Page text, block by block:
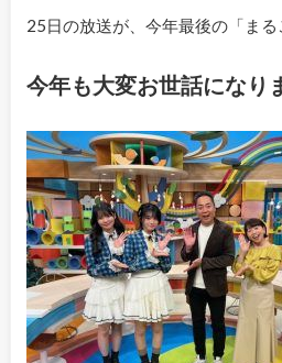
25日の放送が、今年最後の「まる
今年も大変お世話になり